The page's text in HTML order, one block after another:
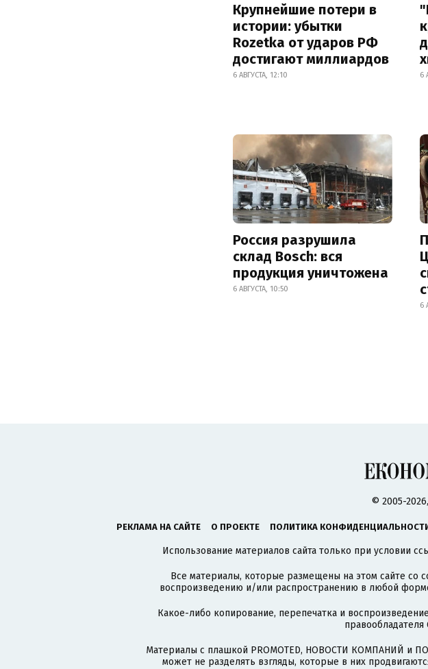
Крупнейшие потери в
истории: убытки
Rozetka от ударов РФ
достигают миллиардов
6 АВГУСТА, 12:10 6
Россия разрушила
склад Bosch: вся
продукция уничтожена
6 АВГУСТА, 10:50
6
© 2005-
РЕКЛАМА НА САЙТЕ О ПРОЕКТЕ ПОЛИТИКА
Использование материалов сайта только при условии
Все материалы, которые размещены на этом сайте со
воспроизведению и/или распространению в любой
Какое-либо копирование, перепечатка и
Материалы с плашкой PROMOTED, НОВОСТИ КОМПАНИЙ и
может не разделять взгляды, которые в них